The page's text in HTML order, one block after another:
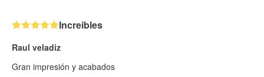
Increibles
Raul veladiz
Gran impresión y acabados